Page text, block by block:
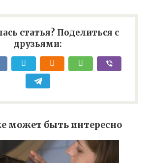
статья? Поделиться с
друзьями:
может быть интересно